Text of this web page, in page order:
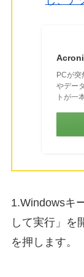
PCが突
やデー
トが一
1.Windowsキ
して実行」を
を押します。